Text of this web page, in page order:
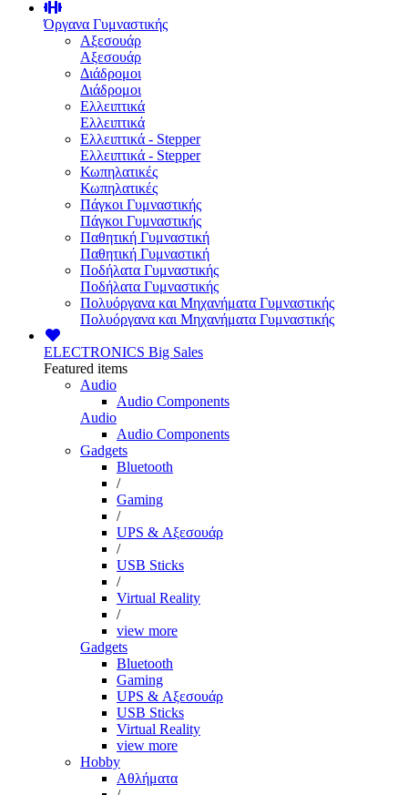
Όργανα Γυμναστικής
Αξεσουάρ
Αξεσουάρ
Διάδρομοι
Διάδρομοι
Ελλειπτικά
Ελλειπτικά
Ελλειπτικά - Stepper
Ελλειπτικά - Stepper
Κωπηλατικές
Κωπηλατικές
Πάγκοι Γυμναστικής
Πάγκοι Γυμναστικής
Παθητική Γυμναστική
Παθητική Γυμναστική
Ποδήλατα Γυμναστικής
Ποδήλατα Γυμναστικής
Πολυόργανα και Μηχανήματα Γυμναστικής
Πολυόργανα και Μηχανήματα Γυμναστικής
ELECTRONICS Big Sales
Featured items
Audio
Audio Components
Audio
Audio Components
Gadgets
Bluetooth
/
Gaming
/
UPS & Αξεσουάρ
/
USB Sticks
/
Virtual Reality
/
view more
Gadgets
Bluetooth
Gaming
UPS & Αξεσουάρ
USB Sticks
Virtual Reality
view more
Hobby
Αθλήματα